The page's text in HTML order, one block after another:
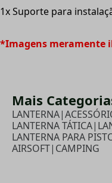
1x Suporte para
*Imagens meramente
Mais
LANTERNA|
LANTERNA TÁTICA|
LANTERNA PARA
AIRSOFT| CAMPING